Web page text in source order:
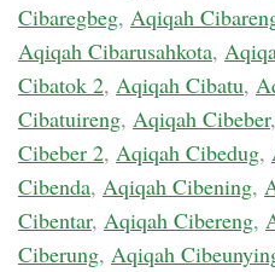
Cibaregbeg, Aqiqah
Aqiqah Cibarusahkota,
Cibatok 2, Aqiqah Cibatu,
Cibatuireng, Aqiqah Cibeber,
Cibeber 2, Aqiqah Cibedug,
Cibenda, Aqiqah Cibening,
Cibentar, Aqiqah Cibereng,
Ciberung, Aqiqah